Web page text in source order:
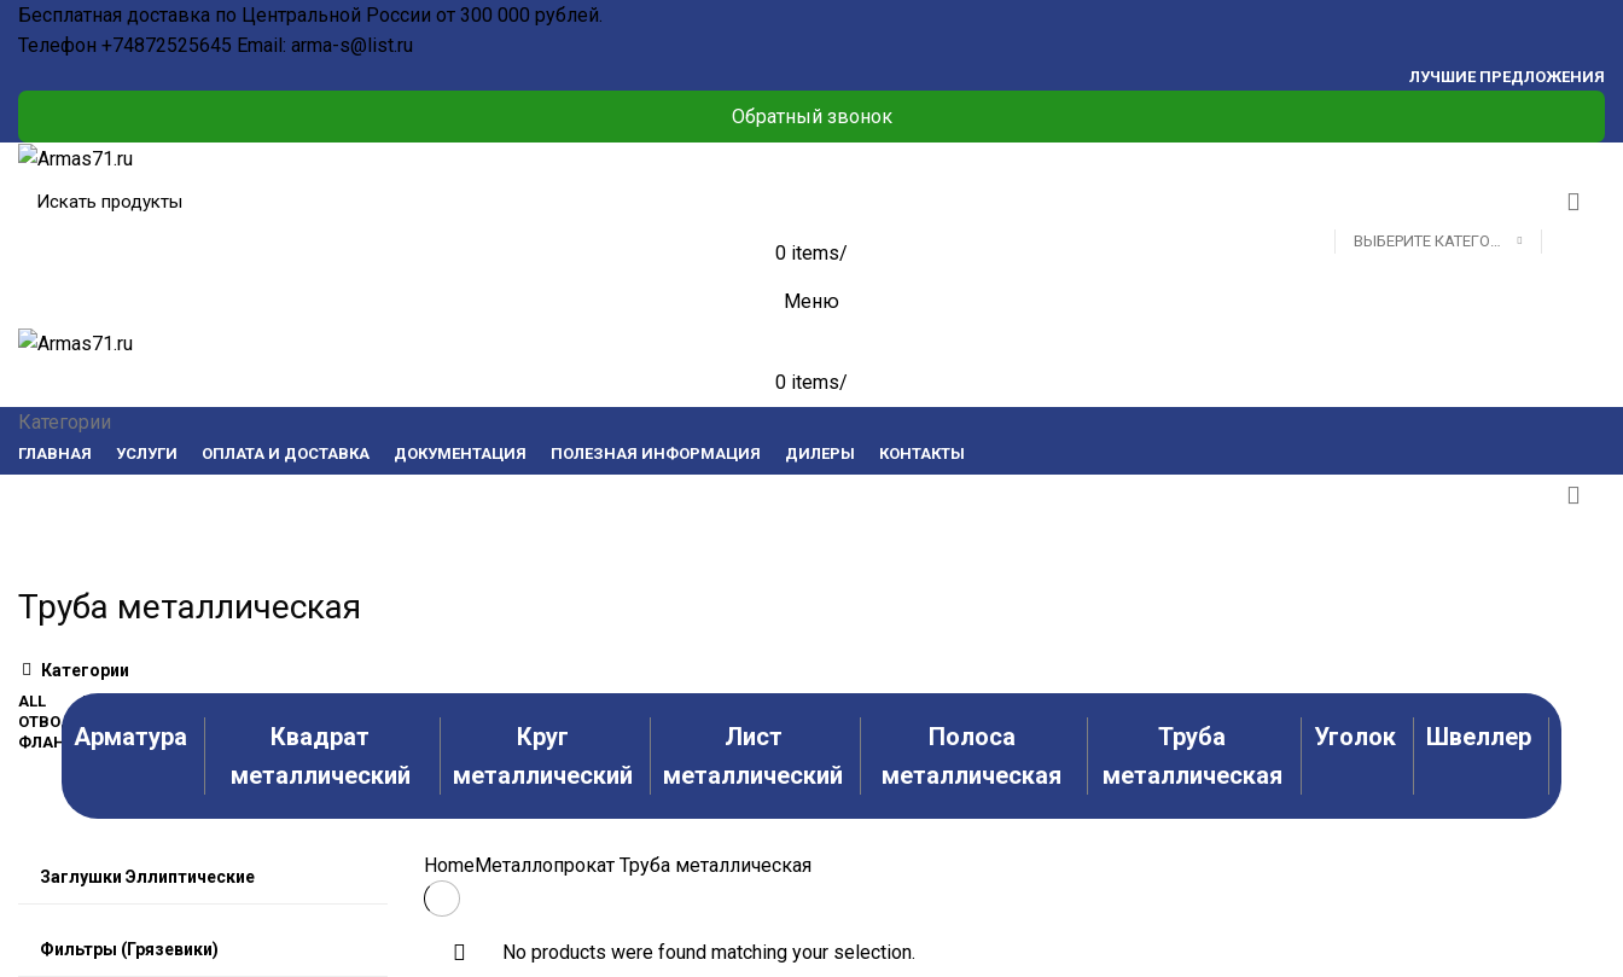
Бесплатная доставка по Центральной России от 300 000 рублей.
Телефон +74872525645 Email: arma-s@list.ru
ЛУЧШИЕ ПРЕДЛОЖЕНИЯ
Обратный звонок
ВЫБЕРИТЕ КАТЕГОРИЮ
0 items/
Меню
0 items/
Категории
ГЛАВНАЯ УСЛУГИ ОПЛАТА И ДОСТАВКА ДОКУМЕНТАЦИЯ ПОЛЕЗНАЯ ИНФОРМАЦИЯ ДИЛЕРЫ КОНТАКТЫ
Труба металлическая
Категории
ALL ВСЕ ТОВАРЫ
ОТВОДЫ, ПЕРЕХОДЫ, ТРОЙНИКИ
ОТОПИТЕЛЬНЫЕ ПРИБОРЫ И КОМПЛЕКТ ПРОВОЛОКА ВЯЗАЛЬНАЯ
ФИЛЬТРЫ (ГРЯЗЕВИКИ)
ФЛАНЦЫ И КОМПЛЕКТУЮЩИЕ
Заглушки Эллиптические
Фильтры (Грязевики)
Арматура
Квадрат
металлический
Круг
металлический
Лист
металлический
Полоса
металлическая
Труба
металлическая
Уголок Швеллер
HomeМеталлопрокат Труба металлическая
No products were found matching your selection.